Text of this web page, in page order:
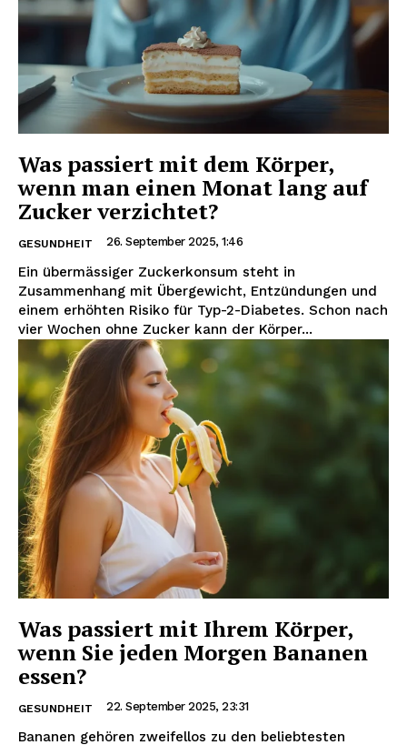
Was passiert mit dem Körper,
wenn man einen Monat lang auf
Zucker verzichtet?
GESUNDHEIT 26. September 2025, 1:46
Ein übermässiger Zuckerkonsum steht in
Zusammenhang mit Übergewicht, Entzündungen und
einem erhöhten Risiko für Typ-2-Diabetes. Schon nach
vier Wochen ohne Zucker kann der Körper...
Was passiert mit Ihrem Körper,
wenn Sie jeden Morgen Bananen
essen?
GESUNDHEIT 22. September 2025, 23:31
Bananen gehören zweifellos zu den beliebtesten